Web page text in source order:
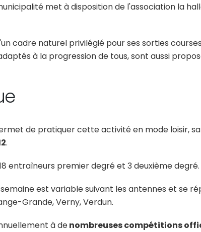
met à disposition de l'association la
cadre naturel privilégié pour ses sorties
à la progression de tous, sont aussi
de pratiquer cette activité en mode loisir,
.
entraîneurs premier degré et 3 deuxième degré.
est variable suivant les antennes et se
Grande, Verny, Verdun.
à denombreuses compétitions